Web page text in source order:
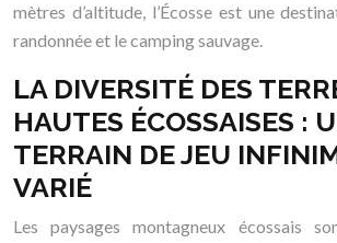
mètres d’altitude, l’Écosse est une
randonnée et le camping sauvage.
LA DIVERSITÉ DES
HAUTES ÉCOSSAISES :
TERRAIN DE JEU
VARIÉ
Les paysages montagneux écossais